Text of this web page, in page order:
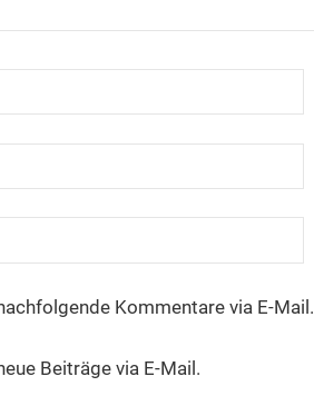
Kommentare via E-Mail.
Beiträge via E-Mail.